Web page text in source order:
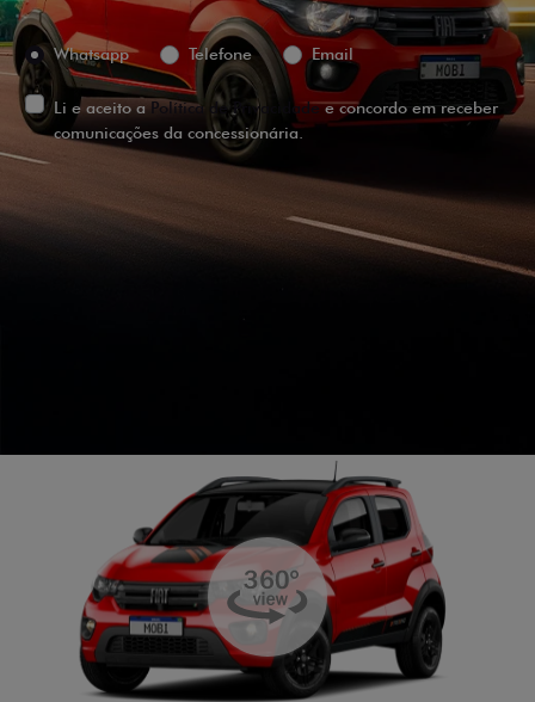
Preferência de contato:
Whatsapp
Telefone Email
Li e aceito aPolítica de Privacidadee concordo em receber
comunicações da concessionária.